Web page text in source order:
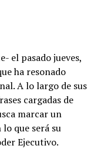
el pasado jueves,
ha resonado
A lo largo de sus
cargadas de
marcar un
que será su
Ejecutivo.